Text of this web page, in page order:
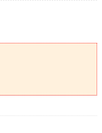
TE số lượng